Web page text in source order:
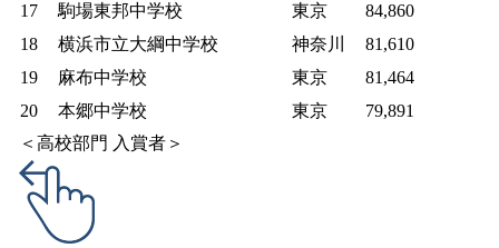
17
駒場東邦中学校 東京
84,860
18
横浜市立大綱中学校 神奈川
81,610
19
麻布中学校 東京
81,464
20
本郷中学校 東京
79,891
＜高校部門 入賞者＞